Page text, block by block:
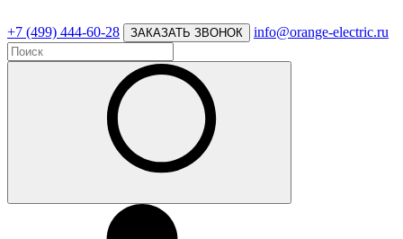
+7 (499) 444-60-28 ЗАКАЗАТЬ ЗВОНОК info@orange-electric.ru